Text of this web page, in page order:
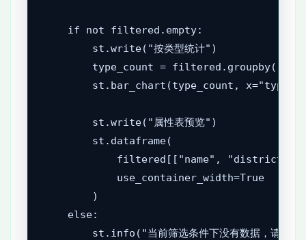
    if not filtered.empty:
        st.write("按类型统计")
type_count =
st.bar_chart(type_count, x="type",
        st.write("属性表预览")
        st.dataframe(
filtered[["name", "district",
            use_container_width=True
        )
    else:
st.info("当前筛选条件下没有数据，请调整